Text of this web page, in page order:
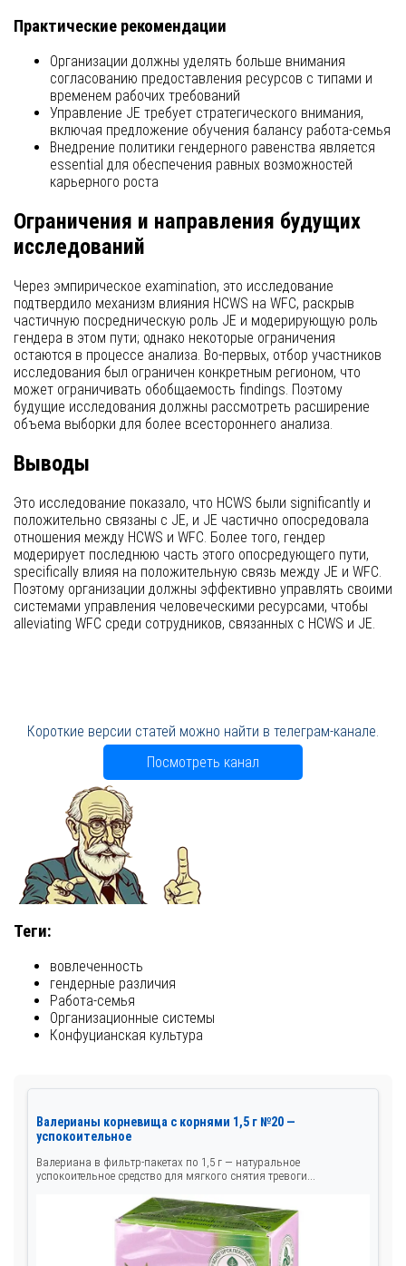
Практические рекомендации
Организации должны уделять больше внимания
согласованию предоставления ресурсов с типами и
временем рабочих требований
Управление JE требует стратегического внимания,
включая предложение обучения балансу работа-семья
Внедрение политики гендерного равенства является
essential для обеспечения равных возможностей
карьерного роста
Ограничения и направления будущих
исследований
Через эмпирическое examination, это исследование
подтвердило механизм влияния HCWS на WFC, раскрыв
частичную посредническую роль JE и модерирующую роль
гендера в этом пути; однако некоторые ограничения
остаются в процессе анализа. Во-первых, отбор участников
исследования был ограничен конкретным регионом, что
может ограничивать обобщаемость findings. Поэтому
будущие исследования должны рассмотреть расширение
объема выборки для более всестороннего анализа.
Выводы
Это исследование показало, что HCWS были significantly и
положительно связаны с JE, и JE частично опосредовала
отношения между HCWS и WFC. Более того, гендер
модерирует последнюю часть этого опосредующего пути,
specifically влияя на положительную связь между JE и WFC.
Поэтому организации должны эффективно управлять своими
системами управления человеческими ресурсами, чтобы
alleviating WFC среди сотрудников, связанных с HCWS и JE.
Короткие версии статей можно найти в телеграм-канале.
Посмотреть канал
Теги:
вовлеченность
гендерные различия
Работа-семья
Организационные системы
Конфуцианская культура
Валерианы корневища с корнями 1,5 г №20 —
успокоительное
Валериана в фильтр-пакетах по 1,5 г — натуральное
успокоительное средство для мягкого снятия тревоги...